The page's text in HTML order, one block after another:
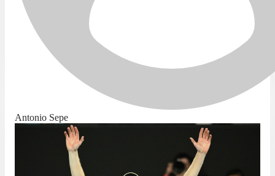
Antonio Sepe